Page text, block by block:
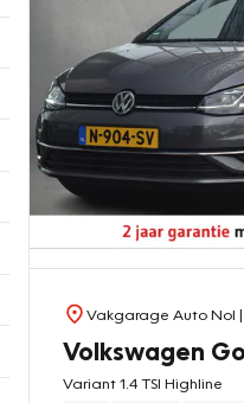
Vakgarage Auto Nol
Volkswagen
Variant 1.4 TSI Highline